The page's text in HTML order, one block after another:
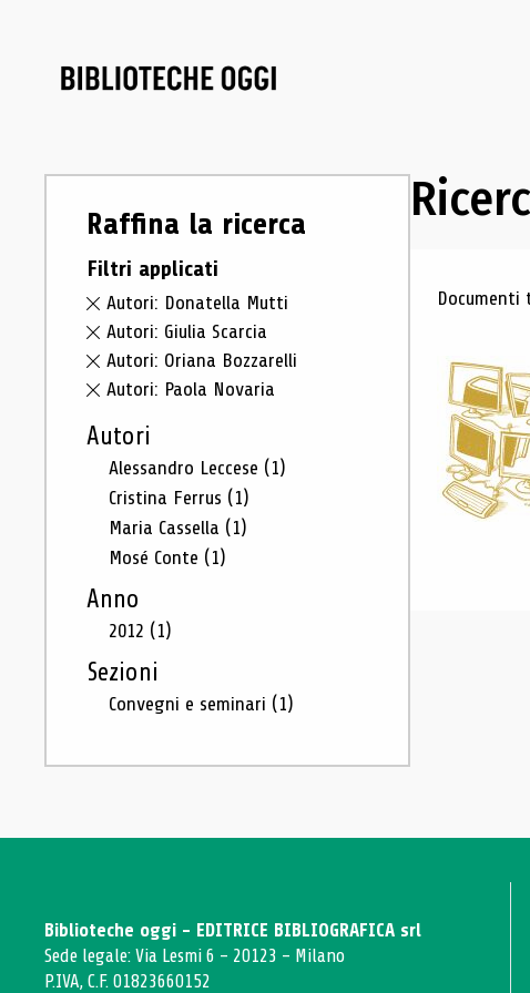
Raffina la ricerca
Filtri applicati
Autori: Donatella Mutti
Autori: Giulia Scarcia
Autori: Oriana Bozzarelli
Autori: Paola Novaria
Autori
Alessandro Leccese (1)
Cristina Ferrus (1)
Maria Cassella (1)
Mosé Conte (1)
Anno
2012 (1)
Sezioni
Convegni e seminari (1)
Biblioteche oggi - EDITRICE BIBLIOGRAFICA srl
Sede legale: Via Lesmi 6 - 20123 - Milano
P.IVA, C.F. 01823660152